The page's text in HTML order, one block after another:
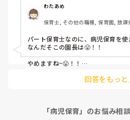
時間が他の先生の倍は掛かってい
す。年長の先生が私の所にくると
ね」って…（年長の先生に）
副園長と園長は私が3月で辞める
意地悪してるみたいです…
そして今日もタイムカード押して
す。
明日子どもたちが絵を持ち帰り予
理なこの膨大な絵の整理をどうや
4ヶ月、職場に話しやすい関わりや
もしいらっしゃれば、その方に頼る
もう一度言います。
向いてるか向いてないかは、今は考
主人は急に休める仕事ではないこ
ることもしてきておりません。
でも保育士として働いている以上
長主任から病児保育は､､､と言わ
意見が聞きたいです。
わたあめ
保育士, その他の職種, 保育園, 放課
パート保育士なのに、病児保育を使
なんだそこの園長は😤！！
やめますね~😤！！
身内で見てて〜なんてやりません。
わたしはデイ勤務でしたが
回答をもっと
「病児保育」のお悩み相